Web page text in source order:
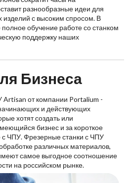
разнообразные идеи для
изделий с высоким спросом. В
обучение работе со станком
поддержку наших
Бизнеса
от компании Portalium -
и действующих
хотят создать или
бизнес и за короткое
с ЧПУ. Фрезерные станки с ЧПУ
различных материалов,
самое выгодное соотношение
на российском рынке.